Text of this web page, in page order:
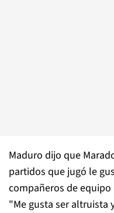
Maduro dijo que
partidos que jugó le
compañeros de
"Me gusta ser altruista